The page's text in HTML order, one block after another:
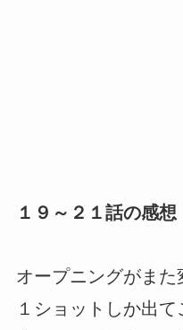
１９～２１話の感想
オープニングがま
１ショットしか出